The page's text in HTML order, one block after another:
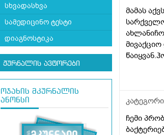
სხვადასხვა
სამედიცინო ტესტი
დიაგნოსტიკა
ჟურნალის ავტორები
ოჯახის მკურნალის
ანონსი
მამას
და
უბნის
ჩემი